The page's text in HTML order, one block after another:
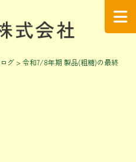
グ >令和7/8年期 製品(粗糖)の最終